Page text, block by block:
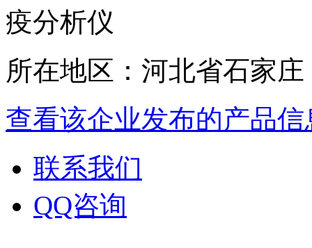
疫分析仪
所在地区：河北省石家庄
查看该企业发布的产品信
联系我们
QQ咨询